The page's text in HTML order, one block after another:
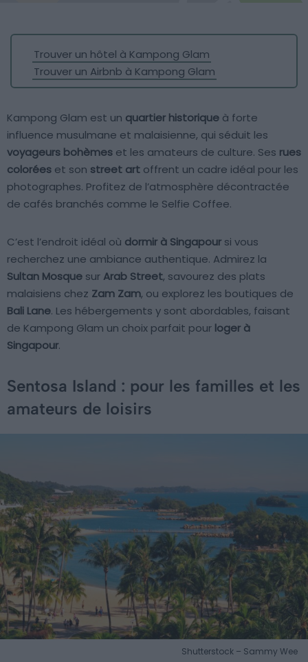
Trouver un hôtel à Kampong Glam
Trouver un Airbnb à Kampong Glam
Kampong Glam est un quartier historique à forte
influence musulmane et malaisienne, qui séduit les
voyageurs bohèmes et les amateurs de culture. Ses rues
colorées et son street art offrent un cadre idéal pour les
photographes. Profitez de l’atmosphère décontractée
de cafés branchés comme le Selfie Coffee.
C’est l’endroit idéal où dormir à Singapour si vous
recherchez une ambiance authentique. Admirez la
Sultan Mosque surArab Street, savourez des plats
malaisiens chez Zam Zam, ou explorez les boutiques de
Bali Lane. Les hébergements y sont abordables, faisant
de Kampong Glam un choix parfait pour loger à
Singapour.
Sentosa Island : pour les familles et les
amateurs de loisirs
Shutterstock – Sammy Wee